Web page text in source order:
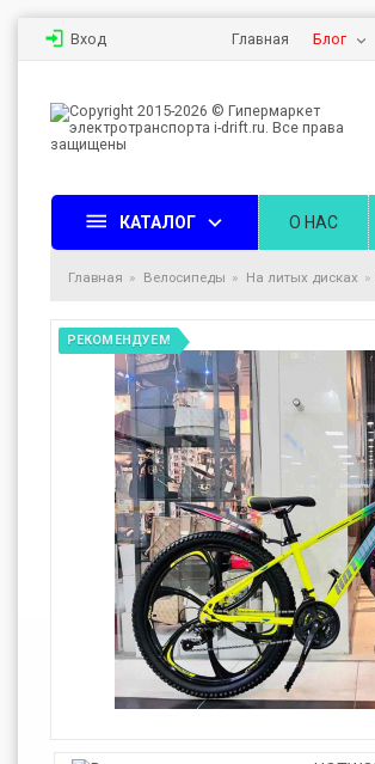
Вход Главная Блог
КАТАЛОГ О НАС
Главная Велосипеды На литых дисках
РЕКОМЕНДУЕМ